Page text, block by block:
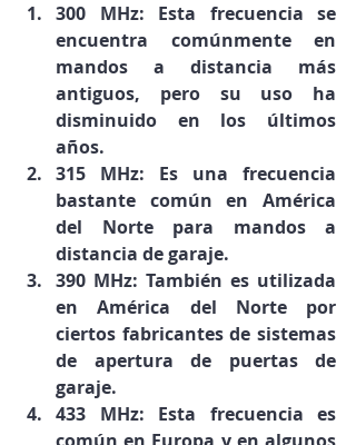
300 MHz: Esta frecuencia se
encuentra comúnmente en
mandos a distancia más
antiguos, pero su uso ha
disminuido en los últimos
años.
315 MHz: Es una frecuencia
bastante común en América
del Norte para mandos a
distancia de garaje.
390 MHz: También es utilizada
en América del Norte por
ciertos fabricantes de sistemas
de apertura de puertas de
garaje.
433 MHz: Esta frecuencia es